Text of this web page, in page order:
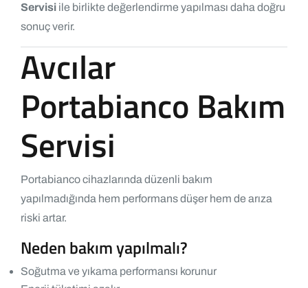
Servisi ile birlikte değerlendirme yapılması daha doğru
sonuç verir.
Avcılar
Portabianco Bakım
Servisi
Portabianco cihazlarında düzenli bakım
yapılmadığında hem performans düşer hem de arıza
riski artar.
Neden bakım yapılmalı?
Soğutma ve yıkama performansı korunur